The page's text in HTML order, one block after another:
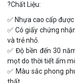
?Chất Liệu:
✅ Nhựa cao cấp
✅ Có giấy chứng
và trẻ nhỏ.
✅Độ bền đến 30
mọt do thời tiết ẩm
✅ Màu sắc phong